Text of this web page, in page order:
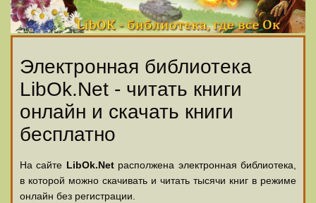
Электронная библиотека
LibOk.Net - читать книги
онлайн и скачать книги
бесплатно
На сайте LibOk.Netрасполжена электронная библиотека,
в которой можно скачивать и читать тысячи книг в режиме
онлайн без регистрации.